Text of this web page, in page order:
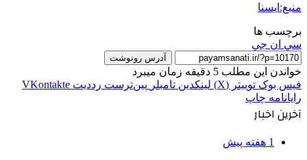
منبع:ایسنا
برچسب ها
سي ان جي
آدرس رونوشت
خواندن این مطلب 5 دقیقه زمان میبرد
فیس بوک توییتر (X) لینکدین ‫تامبلر ‫پین‌ترست ‫رددیت ‫VKontakte
رایانامه چاپ
آخرین اخبار
1 هفته پیش